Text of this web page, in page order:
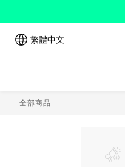
繁體中文
全部商品